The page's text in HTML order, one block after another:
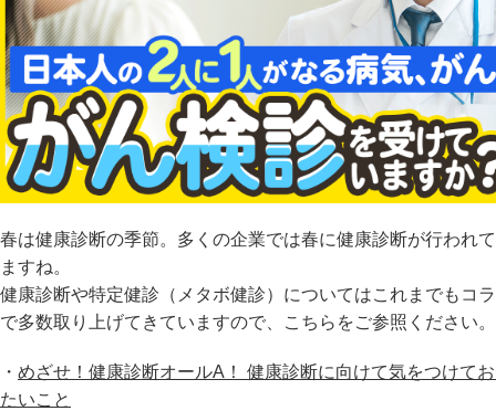
春は健康診断の季節。多くの企業では春に健康診断が行われ
ますね。
健康診断や特定健診（メタボ健診）についてはこれまでもコ
で多数取り上げてきていますので、こちらをご参照ください。
・ めざせ！健康診断オールA！ 健康診断に向けて気をつけて
たいこと